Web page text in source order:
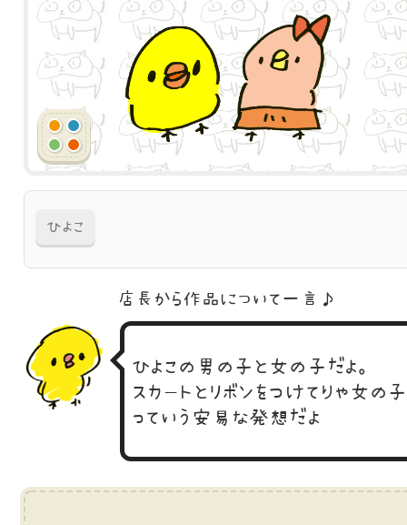
ひよこ
店長から作品に ついて一言♪
ひよこの男の子と女の子だよ。
スカートとリボンをつけてりゃ女の子
っていう安易な発想だよ